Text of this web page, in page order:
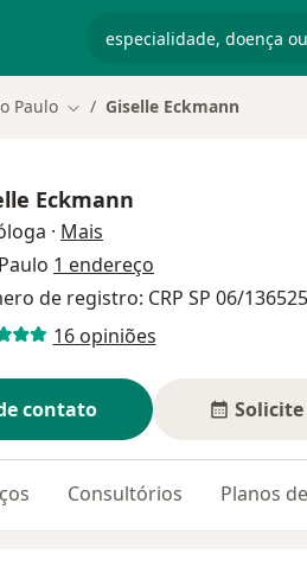
Paulo Mudar de cidade
Giselle Eckmann
Eckmann
· Mais
1 endereço
de registro: CRP SP 06/136525
16 opiniões
contato
Consultórios Planos